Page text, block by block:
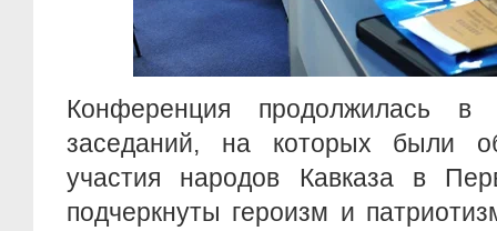
Конференция продолжилась в
заседаний, на которых были
участия народов Кавказа в
подчеркнуты героизм и